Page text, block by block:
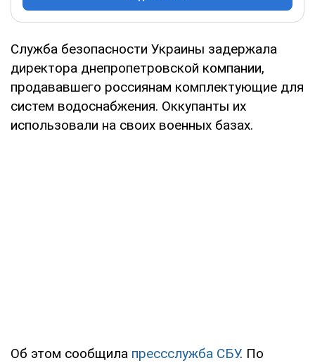
Служба безопасности Украины задержала
директора днепропетровской компании,
продававшего россиянам комплектующие для
систем водоснабжения. Оккупанты их
использовали на своих военных базах.
Об этом сообщила прессслужба СБУ. По